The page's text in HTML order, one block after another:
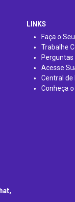
LINKS
Faça o Seu
Trabalhe
Acesse
Central de
Conheça